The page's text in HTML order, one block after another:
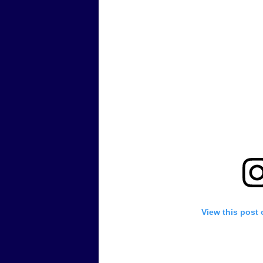
View this post